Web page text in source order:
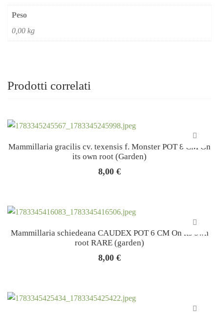
Peso
0,00 kg
Prodotti correlati
Mammillaria gracilis cv. texensis f. Monster POT 8 CM On
its own root (Garden)
8,00 €
Mammillaria schiedeana CAUDEX POT 6 CM On its own
root RARE (garden)
8,00 €